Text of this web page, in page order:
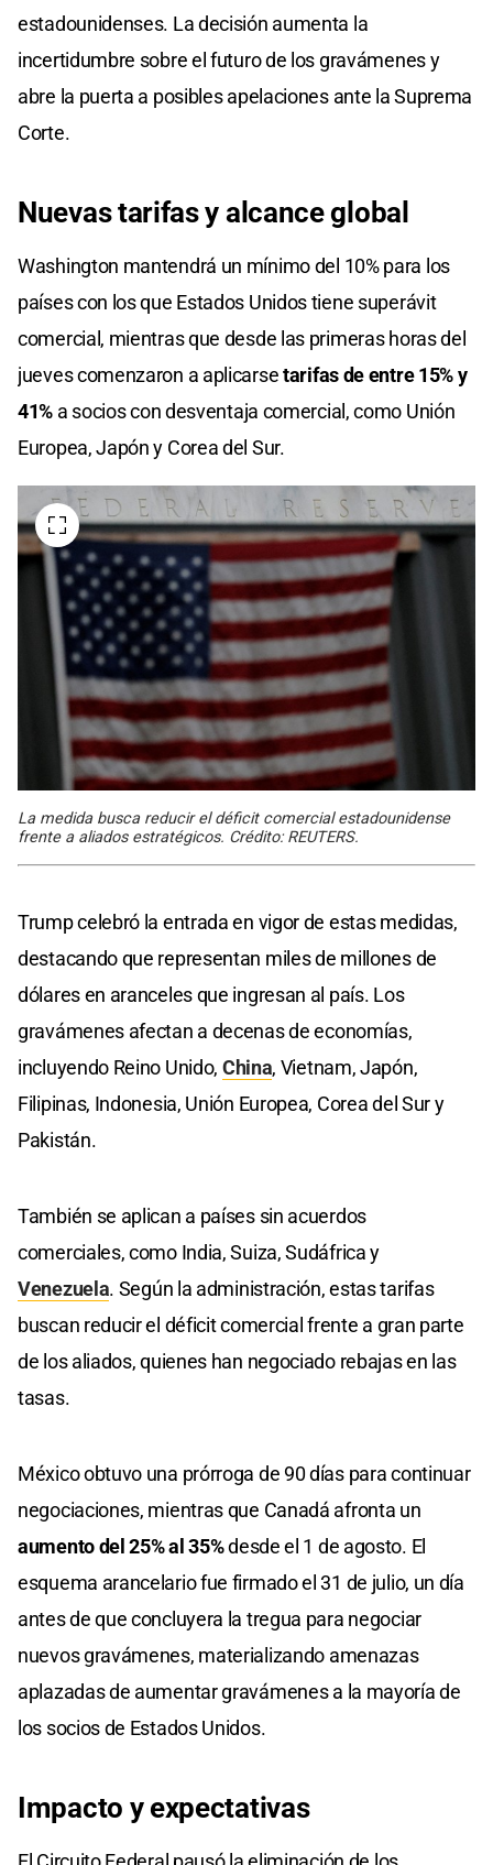
estadounidenses. La decisión aumenta la
incertidumbre sobre el futuro de los gravámenes y
abre la puerta a posibles apelaciones ante la Suprema
Corte.
Nuevas tarifas y alcance global
Washington mantendrá un mínimo del 10% para los
países con los que Estados Unidos tiene superávit
comercial, mientras que desde las primeras horas del
jueves comenzaron a aplicarsetarifas de entre 15% y
41% a socios con desventaja comercial, como Unión
Europea, Japón y Corea del Sur.
La medida busca reducir el déficit comercial estadounidense
frente a aliados estratégicos. Crédito: REUTERS.
Trump celebró la entrada en vigor de estas medidas,
destacando que representan miles de millones de
dólares en aranceles que ingresan al país. Los
gravámenes afectan a decenas de economías,
incluyendo Reino Unido, China, Vietnam, Japón,
Filipinas, Indonesia, Unión Europea, Corea del Sur y
Pakistán.
También se aplican a países sin acuerdos
comerciales, como India, Suiza, Sudáfrica y
Venezuela. Según la administración, estas tarifas
buscan reducir el déficit comercial frente a gran parte
de los aliados, quienes han negociado rebajas en las
tasas.
México obtuvo una prórroga de 90 días para continuar
negociaciones, mientras que Canadá afronta un
aumento del 25% al 35%desde el 1 de agosto. El
esquema arancelario fue firmado el 31 de julio, un día
antes de que concluyera la tregua para negociar
nuevos gravámenes, materializando amenazas
aplazadas de aumentar gravámenes a la mayoría de
los socios de Estados Unidos.
Impacto y expectativas